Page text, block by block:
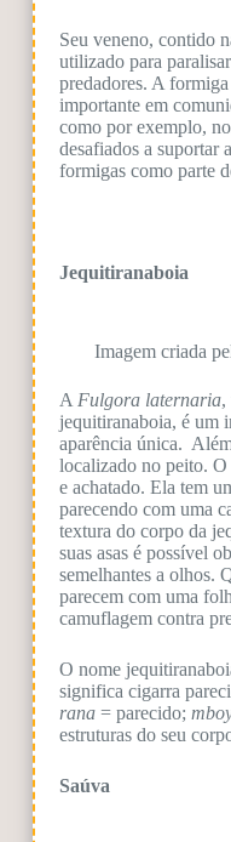
Seu veneno, contido
utilizado para
predadores. A
importante em
como por exemplo,
desafiados a suportar
formigas como parte
Jequitiranaboia
Imagem criada
A Fulgora laternaria,
jequitiranaboia, é um
aparência única.
localizado no peito.
e achatado. Ela tem
parecendo com uma
textura do corpo da
suas asas é possível
semelhantes a olhos.
parecem com uma
camuflagem contra
O nome
significa cigarra
rana = parecido;
estruturas do seu
Saúva